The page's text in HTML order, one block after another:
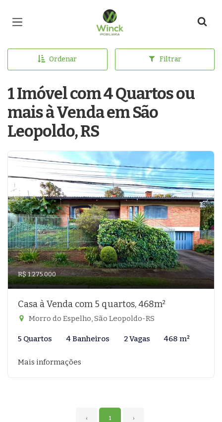
Página inicial
Ordenar Filtrar
1 Imóvel com 4 Quartos ou
mais à Venda em São
Leopoldo, RS
R$ 1.275.000
Casa à Venda com 5 quartos, 468m²
Morro do Espelho, São Leopoldo-RS
5 Quartos 4 Banheiros 2 Vagas 468 m²
Mais informações
‹ 1 ›